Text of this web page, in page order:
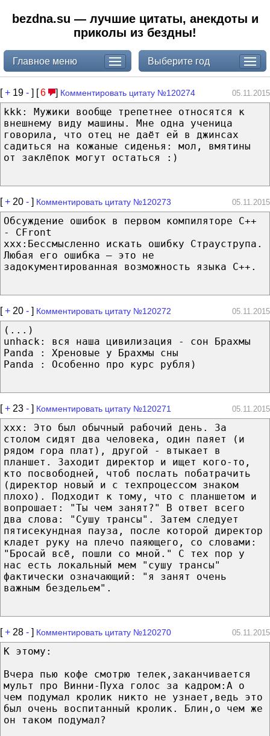
bezdna.su — лучшие цитаты, анекдоты и
приколы из бездны!
Главное меню Выберите год
[+ 19 - ] [6 ] Комментировать цитату №120274 05.11.2015
kkk: Мужики вообще трепетнее относятся к
внешнему виду машины. Мне одна ученица
говорила, что отец не даёт ей в джинсах
садиться на кожаные сиденья: мол, вмятины
от заклёпок могут остаться :)
[+ 20 - ] Комментировать цитату №120273 05.11.2015
Обсуждение ошибок в первом компиляторе C++
- CFront
xxx:Бессмысленно искать ошибку Страуструпа.
Любая его ошибка — это не
задокументированная возможность языка С++.
[+ 20 - ] Комментировать цитату №120272 05.11.2015
(...)
unhack: вся наша цивилизация - сон Брахмы
Panda : Хреновые у Брахмы сны
Panda : Особенно про курс рубля)
[+ 23 - ] Комментировать цитату №120271 05.11.2015
хxх: Это был обычный рабочий день. За
столом сидят два человека, один паяет (и
рядом гора плат), другой - втыкает в
планшет. Заходит директор и ищет кого-то,
кто посвободней, чтоб послать побатрачить
(директор новый и с техпроцессом знаком
плохо). Подходит к тому, что с планшетом и
вопрошает: "Ты чем занят?" В ответ всего
два слова: "Сушу трансы". Затем следует
пятисекундная пауза, после которой директор
кладет руку на плечо паяющего, со словами:
"Бросай всё, пошли со мной." С тех пор у
нас есть локальный мем "сушу трансы"
фактически означающий: "я занят очень
важным бездельем".
[+ 28 - ] Комментировать цитату №120270 05.11.2015
К этому:
Вчера пью кофе смотрю телек,заканчивается
мульт про Винни-Пуха голос за кадром:А о
чем подумал кролик никто не узнает,ведь это
был очень воспитанный кролик. Блин,о чем же
он таком подумал?